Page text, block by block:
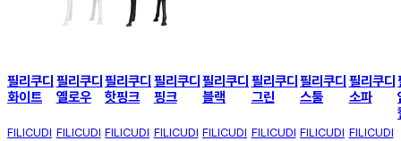
필리쿠디
화이트
FILICUDI
필리쿠디
옐로우
FILICUDI
필리쿠디
핫핑크
FILICUDI
필리쿠디
핑크
FILICUDI
필리쿠디
블랙
FILICUDI
필리쿠디
그린
FILICUDI
필리쿠디
스툴
FILICUDI
필리쿠디
소파
FILICUDI